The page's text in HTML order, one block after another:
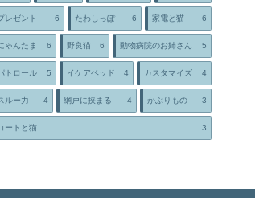
レゼント 6 たわしっぽ 6 家電と猫 6
ゃんたま 6 野良猫 6 動物病院のお姉さん 5
トロール 5 イケアベッド 4 カスタマイズ 4
ルー力 4 網戸に挟まる 4 かぶりもの 3
ートと猫 3